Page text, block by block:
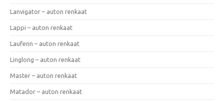
Lanvigator – auton renkaat
Lappi – auton renkaat
Laufenn – auton renkaat
Linglong – auton renkaat
Master – auton renkaat
Matador – auton renkaat